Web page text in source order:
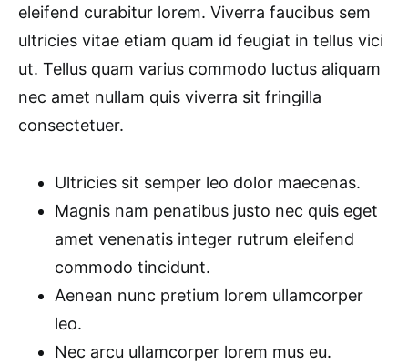
eleifend curabitur lorem. Viverra faucibus sem
ultricies vitae etiam quam id feugiat in tellus vici
ut. Tellus quam varius commodo luctus aliquam
nec amet nullam quis viverra sit fringilla
consectetuer.
Ultricies sit semper leo dolor maecenas.
Magnis nam penatibus justo nec quis eget
amet venenatis integer rutrum eleifend
commodo tincidunt.
Aenean nunc pretium lorem ullamcorper
leo.
Nec arcu ullamcorper lorem mus eu.